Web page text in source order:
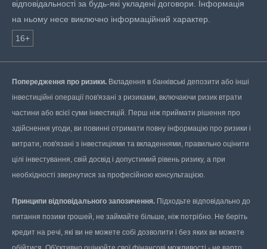
відповідальності за будь-які укладені договори. Інформація
на ньому несе виключно інформаційний характер.
16+
Попередження про ризики. Вкладення в банківські депозити або інші
інвестиційні операції пов'язані з ризиками, включаючи ризик втрати
частини або всієї суми інвестицій. Перш ніж приймати рішення про
здійснення угоди, ви повинні отримати повну інформацію про ризики і
витрати, пов'язані з інвестиціями та вкладеннями, правильно оцінити
цілі інвестування, свій досвід і допустимий рівень ризику, а при
необхідності звернутися за професійною консультацією.
Принципи відповідального запозичення. Підходьте відповідально до
питання позики грошей, не займайте більше, ніж потрібно. Не беріть
кредит на речі, які ви не можете собі дозволити і без яких ви можете